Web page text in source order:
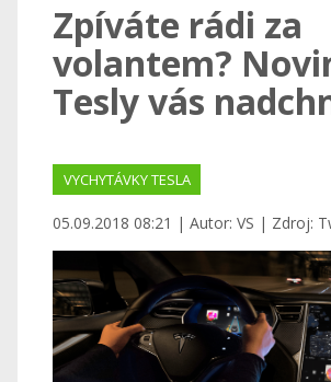
Zpíváte rádi za
volantem?
Tesly vás
VYCHYTÁVKY TESLA
05.09.2018 08:21 | Autor: VS | Zdroj: